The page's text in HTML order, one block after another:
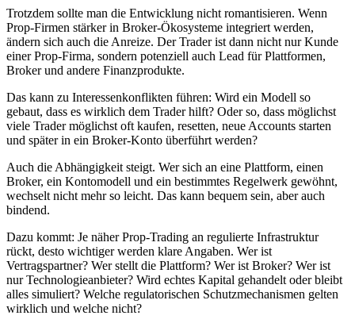
Trotzdem sollte man die Entwicklung nicht romantisieren. Wenn
Prop-Firmen stärker in Broker-Ökosysteme integriert werden,
ändern sich auch die Anreize. Der Trader ist dann nicht nur Kunde
einer Prop-Firma, sondern potenziell auch Lead für Plattformen,
Broker und andere Finanzprodukte.
Das kann zu Interessenkonflikten führen: Wird ein Modell so
gebaut, dass es wirklich dem Trader hilft? Oder so, dass möglichst
viele Trader möglichst oft kaufen, resetten, neue Accounts starten
und später in ein Broker-Konto überführt werden?
Auch die Abhängigkeit steigt. Wer sich an eine Plattform, einen
Broker, ein Kontomodell und ein bestimmtes Regelwerk gewöhnt,
wechselt nicht mehr so leicht. Das kann bequem sein, aber auch
bindend.
Dazu kommt: Je näher Prop-Trading an regulierte Infrastruktur
rückt, desto wichtiger werden klare Angaben. Wer ist
Vertragspartner? Wer stellt die Plattform? Wer ist Broker? Wer ist
nur Technologieanbieter? Wird echtes Kapital gehandelt oder bleibt
alles simuliert? Welche regulatorischen Schutzmechanismen gelten
wirklich und welche nicht?